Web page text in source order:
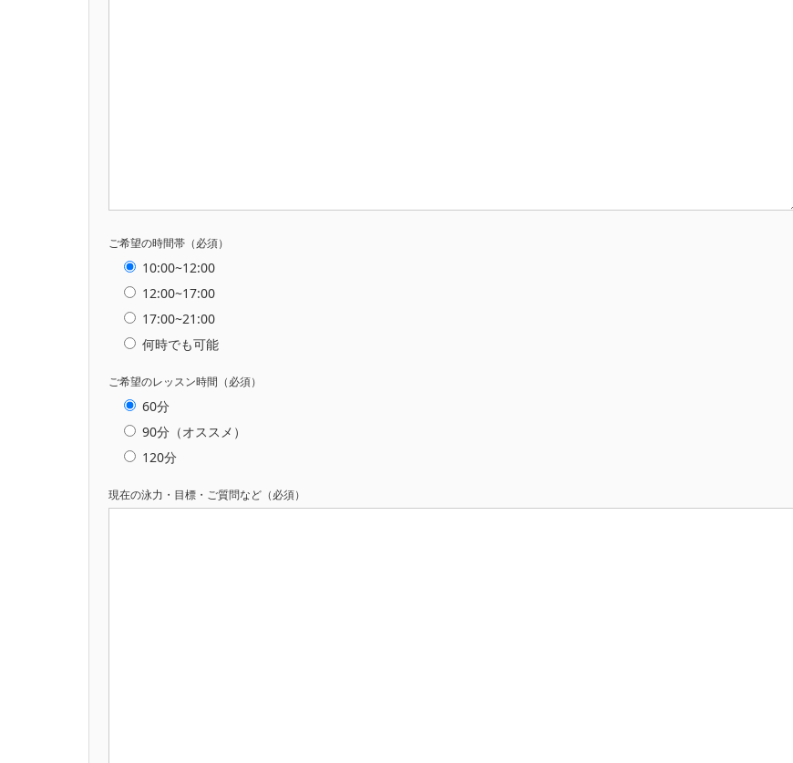
ご希望の時間帯（必須）
10:00~12:00
12:00~17:00
17:00~21:00
何時でも可能
ご希望のレッスン時間（必須）
60分
90分（オススメ）
120分
現在の泳力・目標・ご質問など（必須）